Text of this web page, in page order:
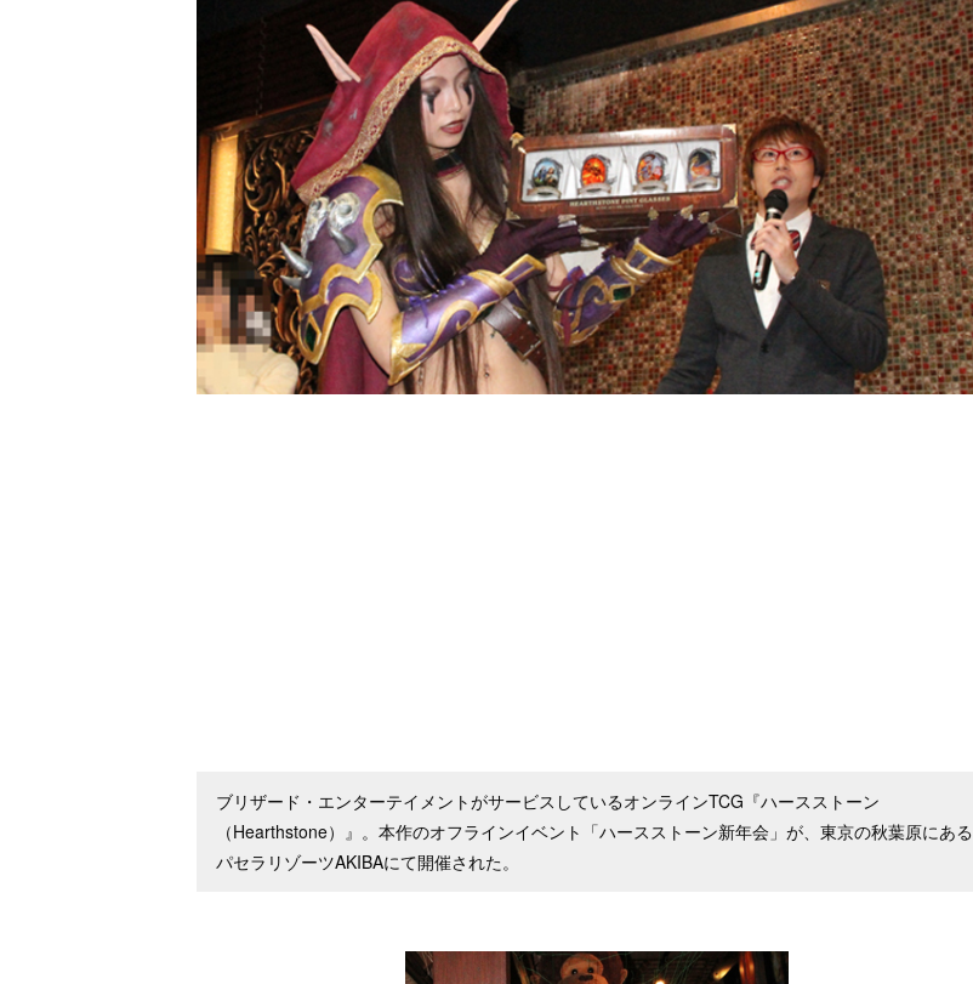
ブリザード・エンターテイメントがサービスしているオンラインTCG『ハースストーン
（Hearthstone）』。本作のオフラインイベント「ハースストーン新年会」が、東京の秋葉原にある
パセラリゾーツAKIBAにて開催された。